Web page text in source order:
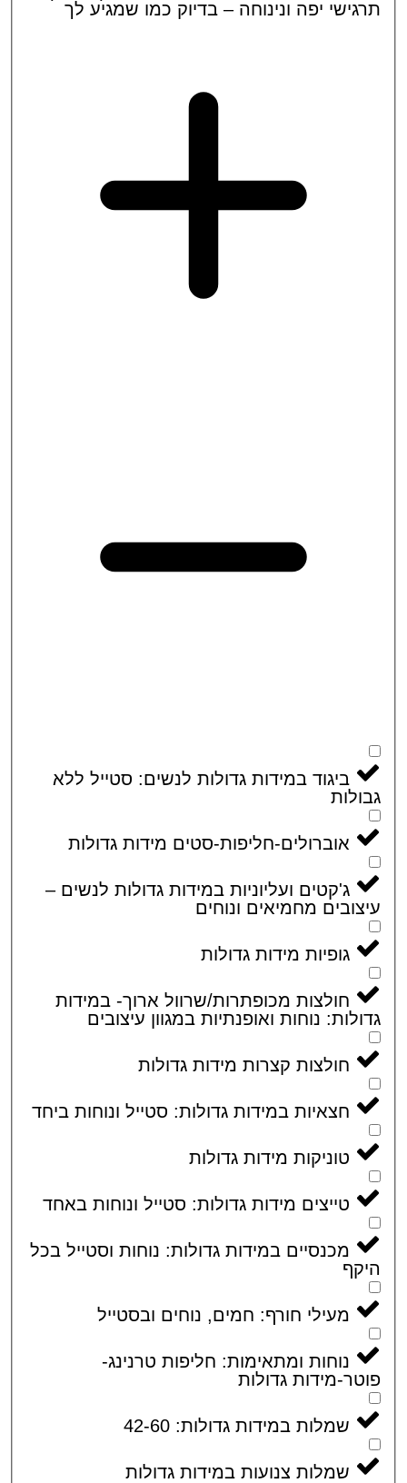
יפה ונינוחה – בדיוק כמו שמגיע לך
ביגוד במידות גדולות לנשים: סטייל ללא
אוברולים-חליפות-סטים מידות גדולות
ג'קטים ועליוניות במידות גדולות לנשים –
מחמיאים ונוחים
גופיות מידות גדולות
חולצות מכופתרות/שרוול ארוך- במידות
נוחות ואופנתיות במגוון עיצובים
חולצות קצרות מידות גדולות
חצאיות במידות גדולות: סטייל ונוחות ביחד
טוניקות מידות גדולות
טייצים מידות גדולות: סטייל ונוחות באחד
מכנסיים במידות גדולות: נוחות וסטייל בכל
מעילי חורף: חמים, נוחים ובסטייל
נוחות ומתאימות: חליפות טרנינג-
מידות גדולות
שמלות במידות גדולות: 42-60
שמלות צנועות במידות גדולות